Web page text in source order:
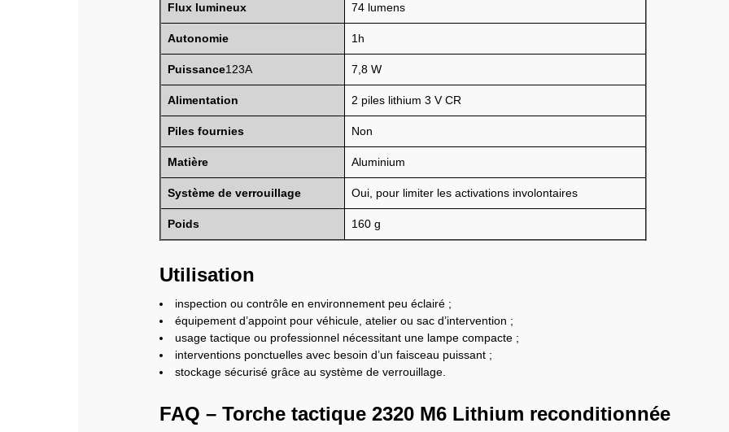
Flux lumineux 74 lumens
Autonomie 1h
Puissance123A 7,8 W
Alimentation 2 piles lithium 3 V CR
Piles fournies Non
Matière Aluminium
Système de verrouillage Oui, pour limiter les activations involontaires
Poids 160 g
Utilisation
inspection ou contrôle en environnement peu éclairé ;
équipement d’appoint pour véhicule, atelier ou sac d’intervention ;
usage tactique ou professionnel nécessitant une lampe compacte ;
interventions ponctuelles avec besoin d’un faisceau puissant ;
stockage sécurisé grâce au système de verrouillage.
FAQ – Torche tactique 2320 M6 Lithium reconditionnée